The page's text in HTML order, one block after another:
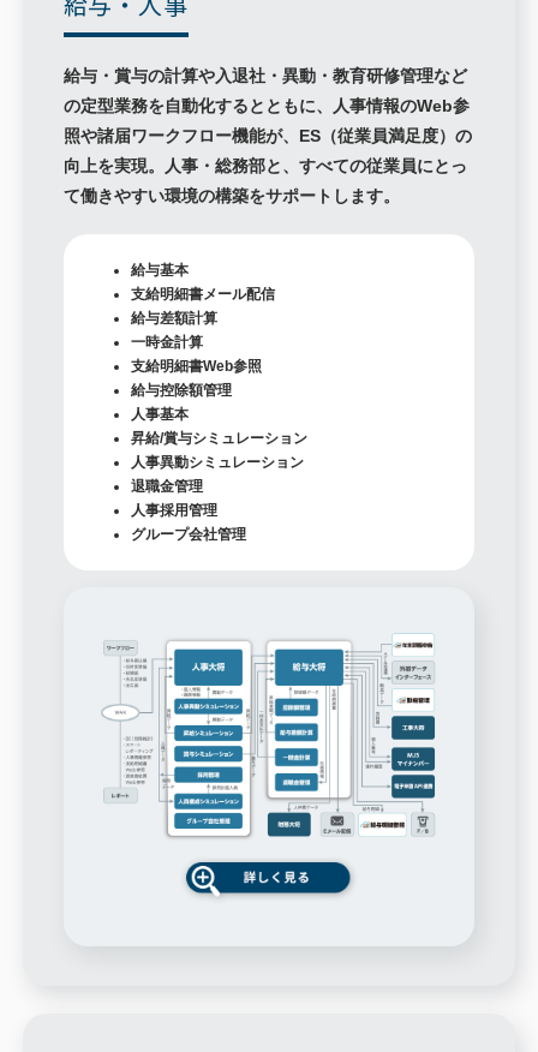
給与・賞与の計算や入退社・異動・教育研修管理など
の定型業務を自動化するとともに、人事情報のWeb参
照や諸届ワークフロー機能が、ES（従業員満足度）の
向上を実現。人事・総務部と、すべての従業員にとっ
て働きやすい環境の構築をサポートします。
給与基本
支給明細書メール配信
給与差額計算
一時金計算
支給明細書Web参照
給与控除額管理
人事基本
昇給/賞与シミュレーション
人事異動シミュレーション
退職金管理
人事採用管理
グループ会社管理